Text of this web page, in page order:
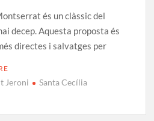
és un clàssic del
decep. Aquesta proposta és
directes i salvatges per
Jeroni Santa Cecília